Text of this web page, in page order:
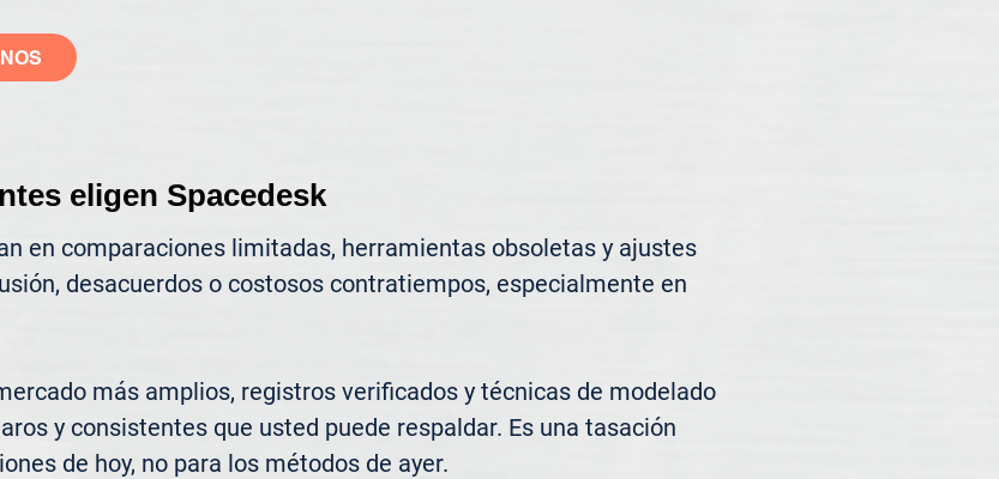
eligen Spacedesk
en comparaciones limitadas, herramientas obsoletas y ajustes
desacuerdos o costosos contratiempos, especialmente en
más amplios, registros verificados y técnicas de modelado
y consistentes que usted puede respaldar. Es una tasación
de hoy, no para los métodos de ayer.